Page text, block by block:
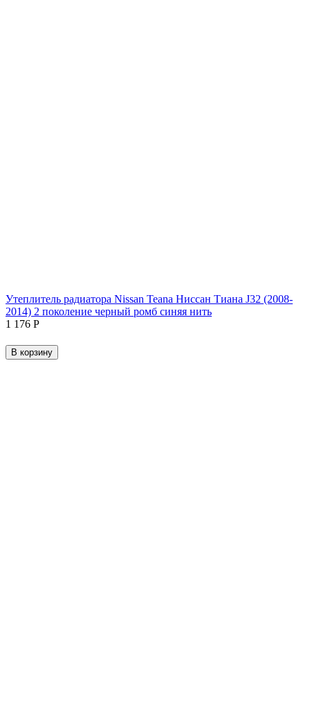
Утеплитель радиатора Nissan Teana Ниссан Тиана J32 (2008-
2014) 2 поколение черный ромб синяя нить
1 176 Р
В корзину